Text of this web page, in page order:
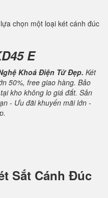
chọn một loại két cánh đúc
E
Khoá Điện Tử Đẹp. Két
50%, free giao hàng. Bảo
kho không lo giá đắt. Sản
- Ưu đãi khuyến mãi lớn -
Sắt Cánh Đúc